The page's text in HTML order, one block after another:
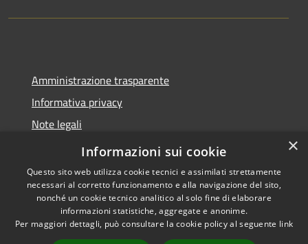
Amministrazione trasparente
Informativa privacy
Note legali
Dichiarazione di accessibilità
Accessibilità
Copyright © 2026 • Comune di
Molinella • Powered by
×
Informazioni sui cookie
Questo sito web utilizza cookie tecnici e assimilati strettamente
necessari al corretto funzionamento e alla navigazione del sito,
nonché un cookie tecnico analitico al solo fine di elaborare
informazioni statistiche, aggregate e anonime.
Per maggiori dettagli, può consultare la cookie policy al seguente link